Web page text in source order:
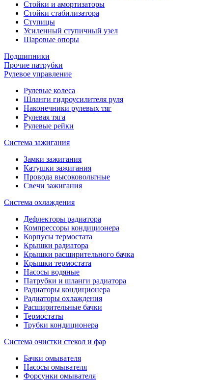
Стойки и амортизаторы
Стойки стабилизатора
Ступицы
Усиленный ступичный узел
Шаровые опоры
Подшипники
Прочие патрубки
Рулевое управление
Рулевые колеса
Шланги гидроусилителя руля
Наконечники рулевых тяг
Рулевая тяга
Рулевые рейки
Система зажигания
Замки зажигания
Катушки зажигания
Провода высоковольтные
Свечи зажигания
Система охлаждения
Дефлекторы радиатора
Компрессоры кондиционера
Корпусы термостата
Крышки радиатора
Крышки расширительного бачка
Крышки термостата
Насосы водяные
Патрубки и шланги радиатора
Радиаторы кондиционера
Радиаторы охлаждения
Расширительные бачки
Термостаты
Трубки кондиционера
Система очистки стекол и фар
Бачки омывателя
Насосы омывателя
Форсунки омывателя